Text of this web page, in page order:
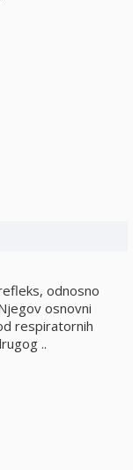
odnosno
osnovni
respiratornih
..